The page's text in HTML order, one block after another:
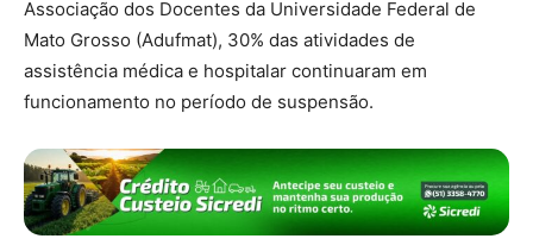
Associação dos Docentes da Universidade Federal de
Mato Grosso (Adufmat), 30% das atividades de
assistência médica e hospitalar continuaram em
funcionamento no período de suspensão.